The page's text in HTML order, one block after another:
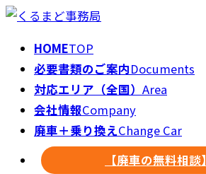
HOMETOP
必要書類のご案内Documents
対応エリア（全国） Area
会社情報Company
廃車＋乗り換えChange Car
【廃車の無料相談】